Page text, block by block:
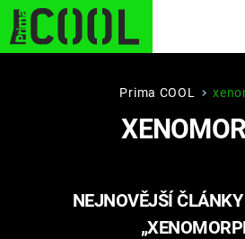
STARHOUSE BUFFY,
PLNEJ KOTEL
Prima COOL
NEJNOVĚJŠÍ